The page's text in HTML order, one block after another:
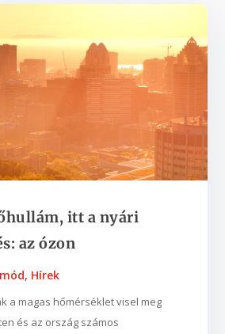
itt a nyári
az ózon
, Hírek
a magas hőmérséklet visel meg
és az ország számos